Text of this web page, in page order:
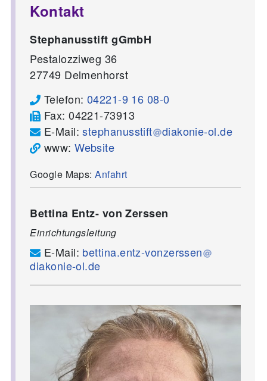
Kontakt
Stephanusstift gGmbH
Pestalozziweg 36
27749 Delmenhorst
Telefon: 04221-9 16 08-0
Fax:04221-73913
E-Mail:stephanusstift
diakonie-ol.de
www:Website
Google Maps:Anfahrt
Bettina Entz- von Zerssen
Einrichtungsleitung
E-Mail: bettina.entz-vonzerssen
diakonie-ol.de